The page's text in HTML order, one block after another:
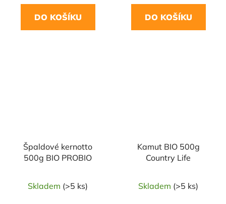
DO KOŠÍKU DO KOŠÍKU
Špaldové kernotto
500g BIO PROBIO
Skladem (>5 ks)
Kamut BIO 500g
Country Life
Skladem (>5 ks)